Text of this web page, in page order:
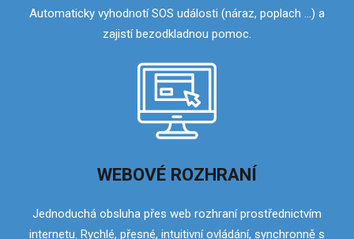
Automaticky vyhodnotí SOS události (náraz, poplach …) a
zajistí bezodkladnou pomoc.
WEBOVÉ ROZHRANÍ
Jednoduchá obsluha přes web rozhraní prostřednictvím
internetu. Rychlé, přesné, intuitivní ovládání, synchronně s